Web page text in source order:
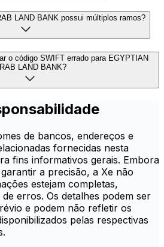
LAND BANK possui múltiplos ramos?
o código SWIFT errado para EGYPTIAN
LAND BANK?
de bancos, endereços e
fornecidas nesta
fins informativos gerais. Embora
a precisão, a Xe não
estejam completas,
erros. Os detalhes podem ser
e podem não refletir os
pelas respectivas